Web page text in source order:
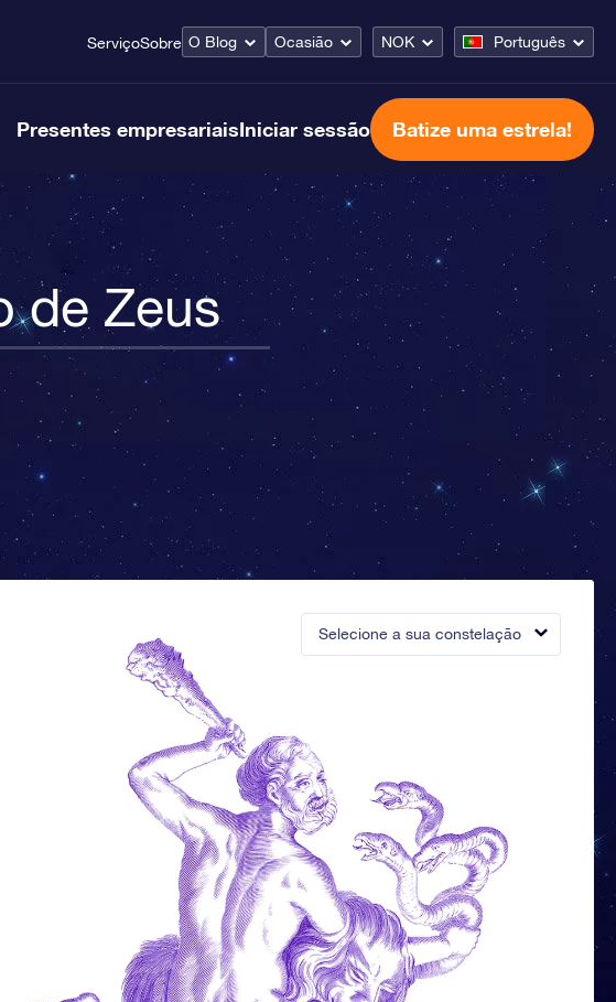
ServiçoSobre O Blog Ocasião NOK Português
Presentes empresariaisIniciar sessão Batize uma estrela!
de Zeus
Selecione a sua constelação